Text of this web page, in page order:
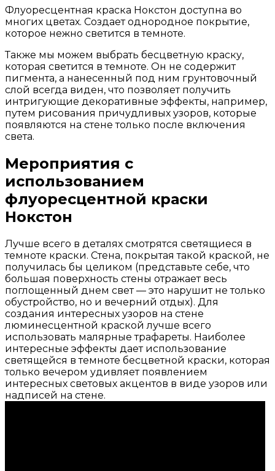
Флуоресцентная краска Нокстон доступна во
многих цветах. Создает однородное покрытие,
которое нежно светится в темноте.
Также мы можем выбрать бесцветную краску,
которая светится в темноте. Он не содержит
пигмента, а нанесенный под ним грунтовочный
слой всегда виден, что позволяет получить
интригующие декоративные эффекты, например,
путем рисования причудливых узоров, которые
появляются на стене только после включения
света.
Мероприятия с
использованием
флуоресцентной краски
Нокстон
Лучше всего в деталях смотрятся светящиеся в
темноте краски. Стена, покрытая такой краской, не
получилась бы целиком (представьте себе, что
большая поверхность стены отражает весь
поглощенный днем свет — это нарушит не только
обустройство, но и вечерний отдых). Для
создания интересных узоров на стене
люминесцентной краской лучше всего
использовать малярные трафареты. Наиболее
интересные эффекты дает использование
светящейся в темноте бесцветной краски, которая
только вечером удивляет появлением
интересных световых акцентов в виде узоров или
надписей на стене.